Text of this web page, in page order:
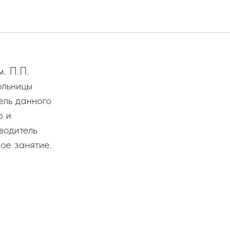
П.П.
данного
и
занятие.